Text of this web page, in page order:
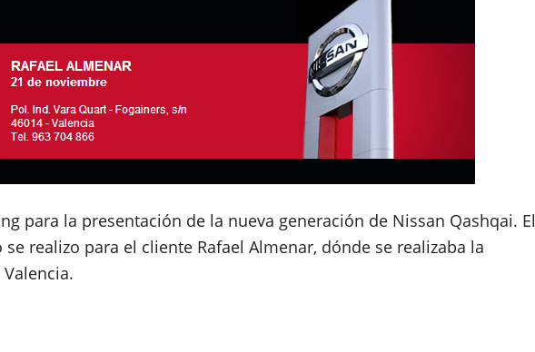
para la presentación de la nueva generación de Nissan Qashqai. El
realizo para el cliente Rafael Almenar, dónde se realizaba la